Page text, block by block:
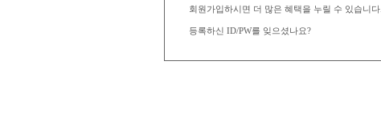
회원가입하시면 더 많은 혜택을 누릴 수 있습니다.
등록하신 ID/PW를 잊으셨나요?